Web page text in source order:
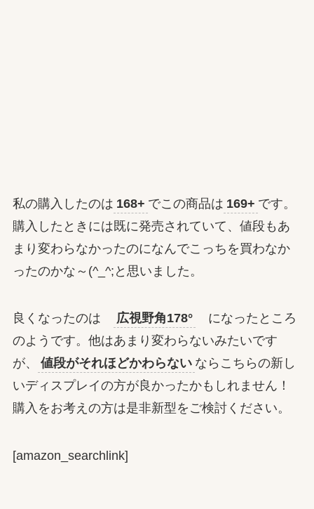
私の購入したのは 168+ でこの商品は 169+ です。
購入したときには既に発売されていて、値段もあ
まり変わらなかったのになんでこっちを買わなか
ったのかな～(^_^;と思いました。
良くなったのは 広視野角178°
になったところ
のようです。他はあまり変わらないみたいです
が、
値段がそれほどかわらない ならこちらの新し
いディスプレイの方が良かったかもしれません！
購入をお考えの方は是非新型をご検討ください。
[amazon_searchlink]